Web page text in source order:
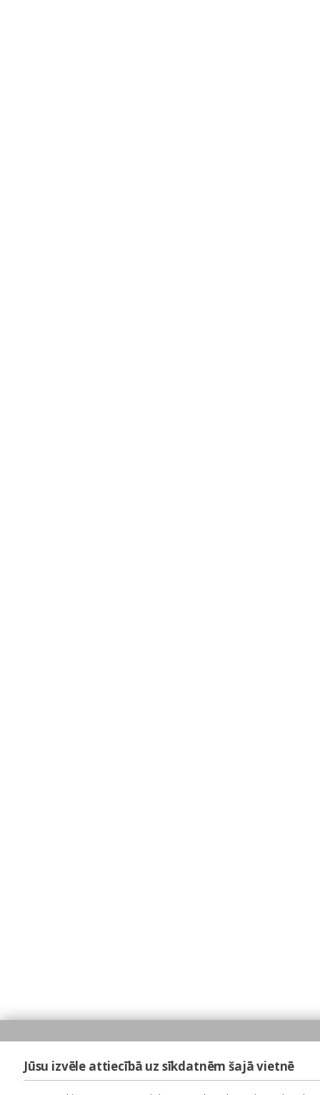
Jūsu izvēle attiecībā uz sīkdatnēm šajā vietnē